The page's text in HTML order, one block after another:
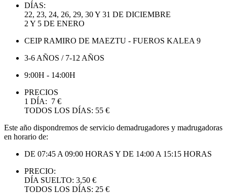
DÍAS:
22, 23, 24, 26, 29, 30 Y 31 DE DICIEMBRE
2 Y 5 DE ENERO
CEIP RAMIRO DE MAEZTU - FUEROS KALEA 9
3-6 AÑOS / 7-12 AÑOS
9:00H - 14:00H
PRECIOS
1 DÍA: 7 €
TODOS LOS DÍAS: 55 €
Este año dispondremos de servicio demadrugadores y madrugadoras
en horario de:
DE 07:45 A 09:00 HORAS Y DE 14:00 A 15:15 HORAS
PRECIO:
DÍA SUELTO: 3,50 €
TODOS LOS DÍAS: 25 €